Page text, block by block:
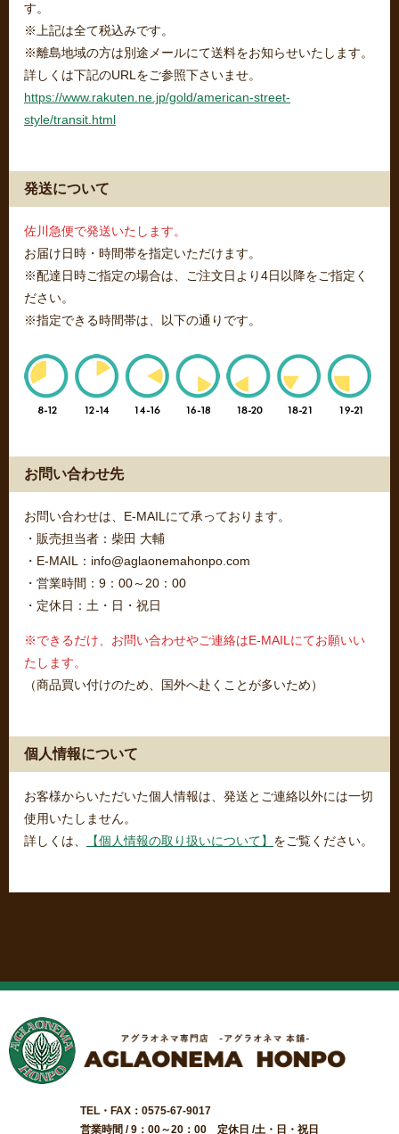
す。
※上記は全て税込みです。
※離島地域の方は別途メールにて送料をお知らせいたします。
詳しくは下記のURLをご参照下さいませ。
https://www.rakuten.ne.jp/gold/american-street-
style/transit.html
発送について
佐川急便で発送いたします。
お届け日時・時間帯を指定いただけます。
※配達日時ご指定の場合は、ご注文日より4日以降をご指定く
ださい。
※指定できる時間帯は、以下の通りです。
お問い合わせ先
お問い合わせは、E-MAILにて承っております。
・販売担当者：柴田 大輔
・E-MAIL：info@aglaonemahonpo.com
・営業時間：9：00～20：00
・定休日：土・日・祝日
※できるだけ、お問い合わせやご連絡はE-MAILにてお願いい
たします。
（商品買い付けのため、国外へ赴くことが多いため）
個人情報について
お客様からいただいた個人情報は、発送とご連絡以外には一切
使用いたしません。
詳しくは、
【個人情報の取り扱いについて】 をご覧ください。
TEL・FAX：0575-67-9017
営業時間 / 9：00～20：00 定休日 /土・日・祝日